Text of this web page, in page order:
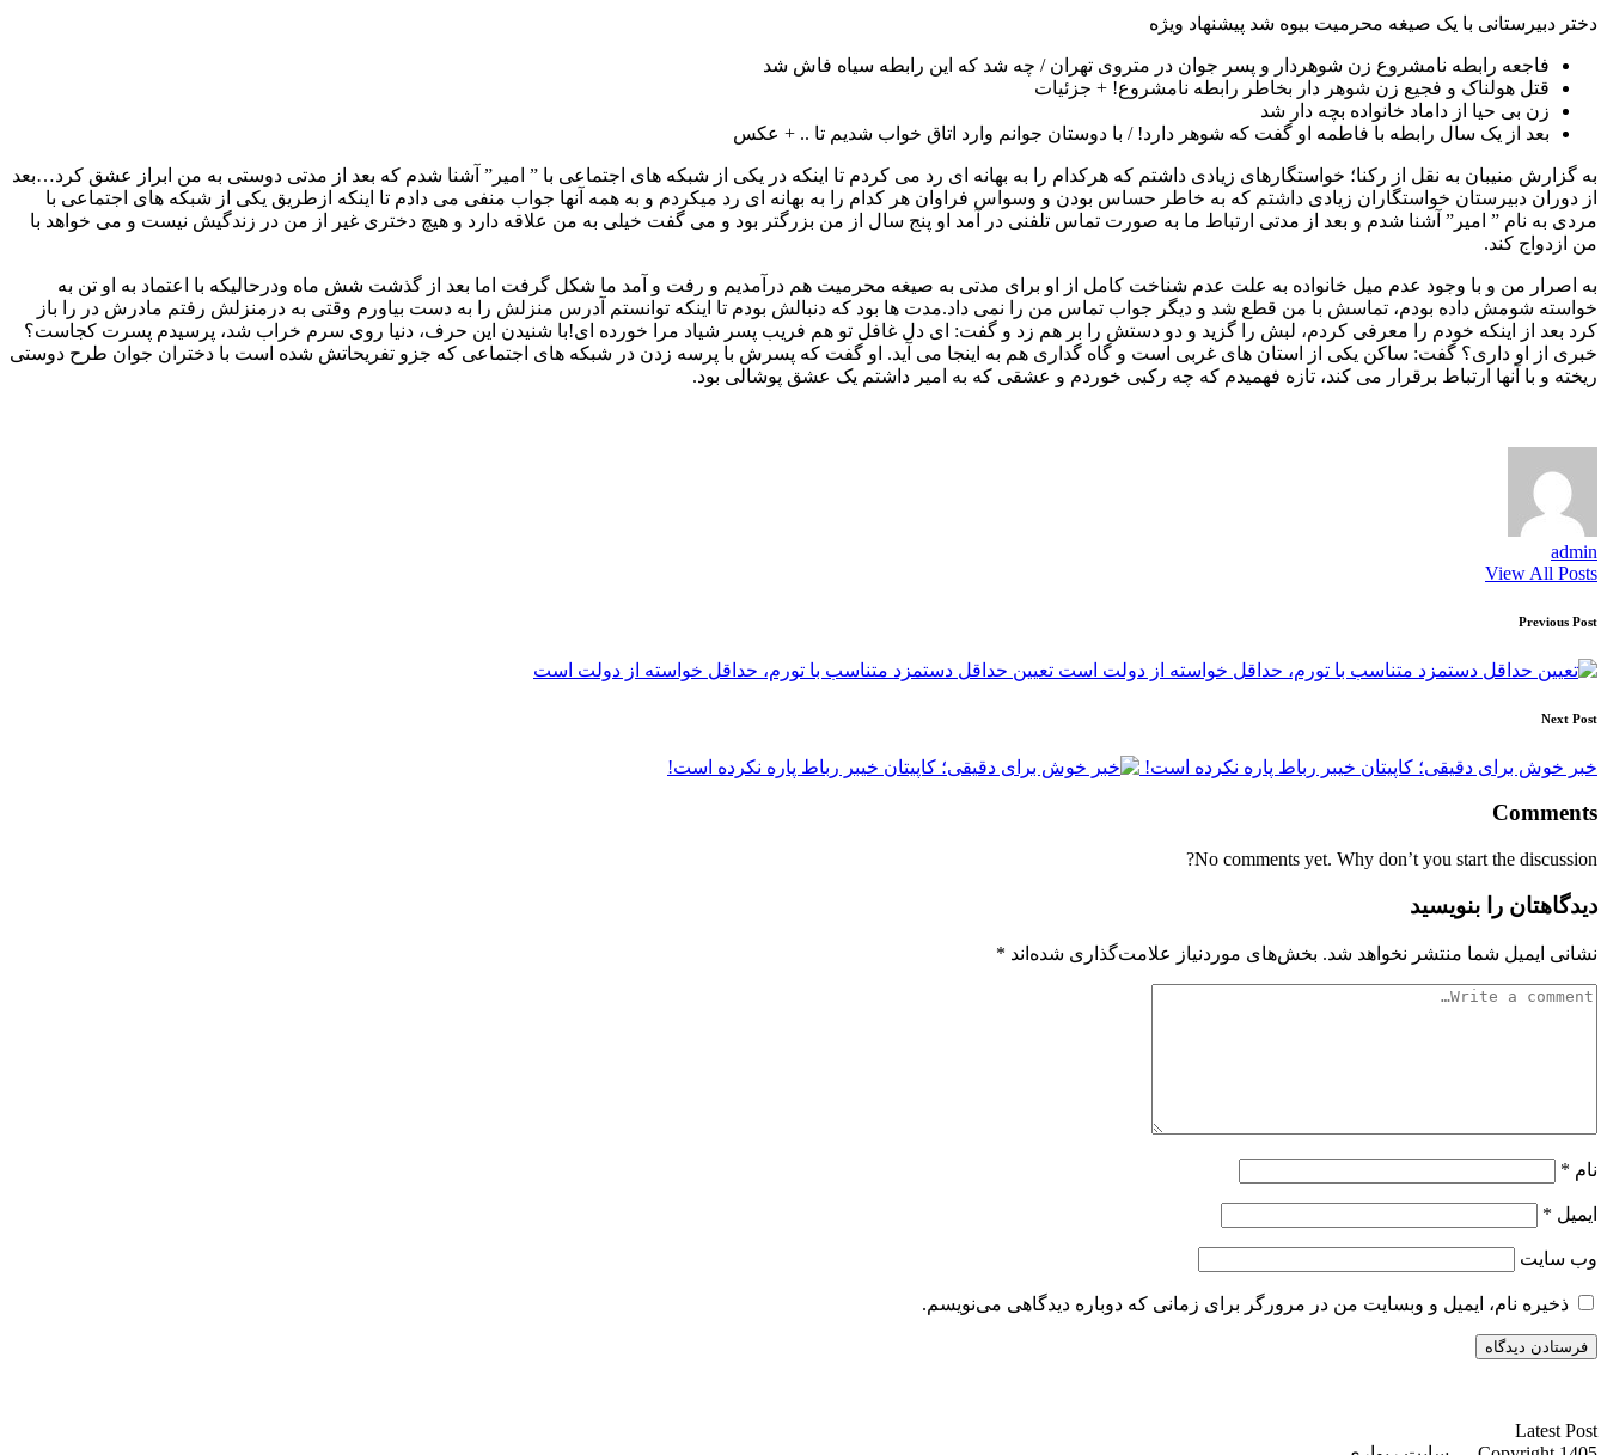
دختر دبیرستانی با یک صیغه محرمیت بیوه شد پیشنهاد ویژه
فاجعه رابطه نامشروع زن شوهردار و پسر جوان در متروی تهران / چه شد که این رابطه سیاه فاش شد
قتل هولناک و فجیع زن شوهر دار بخاطر رابطه نامشروع! + جزئیات
زن بی حیا از داماد خانواده بچه دار شد
بعد از یک سال رابطه با فاطمه او گفت که شوهر دارد! / با دوستان جوانم وارد اتاق خواب شدیم تا .. + عکس
به گزارش منیبان به نقل از رکنا؛ خواستگارهای زیادی داشتم که هرکدام را به بهانه ای رد می کردم تا اینکه در یکی از شبکه های اجتماعی با ” امیر” آشنا شدم که بعد از مدتی دوستی به من ابراز عشق کرد…بعد
از دوران دبیرستان خواستگاران زیادی داشتم که به خاطر حساس بودن و وسواس فراوان هر کدام را به بهانه ای رد میکردم و به همه آنها جواب منفی می دادم تا اینکه ازطریق یکی از شبکه های اجتماعی با
مردی به نام ” امیر” آشنا شدم و بعد از مدتی ارتباط ما به صورت تماس تلفنی در آمد او پنج سال از من بزرگتر بود و می گفت خیلی به من علاقه دارد و هیچ دختری غیر از من در زندگیش نیست و می خواهد با
من ازدواج کند.
به اصرار من و با وجود عدم میل خانواده به علت عدم شناخت کامل از او برای مدتی به صیغه محرمیت هم درآمدیم و رفت و آمد ما شکل گرفت اما بعد از گذشت شش ماه ودرحالیکه با اعتماد به او تن به
خواسته شومش داده بودم، تماسش با من قطع شد و دیگر جواب تماس من را نمی داد.مدت ها بود که دنبالش بودم تا اینکه توانستم آدرس منزلش را به دست بیاورم وقتی به درمنزلش رفتم مادرش در را باز
کرد بعد از اینکه خودم را معرفی کردم، لبش را گزید و دو دستش را بر هم زد و گفت: ای دل غافل تو هم فریب پسر شیاد مرا خورده ای!با شنیدن این حرف، دنیا روی سرم خراب شد، پرسیدم پسرت کجاست؟
خبری از او داری؟ گفت: ساکن یکی از استان های غربی است و گاه گداری هم به اینجا می آید. او گفت که پسرش با پرسه زدن در شبکه های اجتماعی که جزو تفریحاتش شده است با دختران جوان طرح دوستی
ریخته و با آنها ارتباط برقرار می کند، تازه فهمیدم که چه رکبی خوردم و عشقی که به امیر داشتم یک عشق پوشالی بود.
admin
View All Posts
Post
navigation
Previous Post
تعیین حداقل دستمزد متناسب با تورم، حداقل خواسته از دولت است
Next Post
خبر خوش برای دقیقی؛ کاپیتان خیبر رباط پاره نکرده است!
Comments
No comments yet. Why don’t you start the discussion?
دیدگاهتان را بنویسید
نشانی ایمیل شما منتشر نخواهد شد. بخش‌های موردنیاز علامت‌گذاری شده‌اند *
نام *
ایمیل *
وب‌ سایت
ذخیره نام، ایمیل و وبسایت من در مرورگر برای زمانی که دوباره دیدگاهی می‌نویسم.
Latest Post